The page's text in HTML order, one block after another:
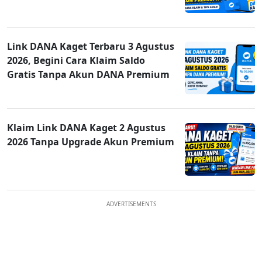
Link DANA Kaget Terbaru 3 Agustus
2026, Begini Cara Klaim Saldo
Gratis Tanpa Akun DANA Premium
Klaim Link DANA Kaget 2 Agustus
2026 Tanpa Upgrade Akun Premium
ADVERTISEMENTS